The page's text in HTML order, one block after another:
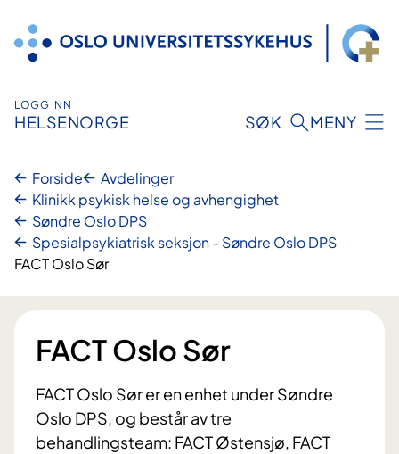
innhold
LOGG INN
HELSENORGE SØK MENY
Forside
Avdelinger
Klinikk psykisk helse og avhengighet
Søndre Oslo DPS
Spesialpsykiatrisk seksjon - Søndre Oslo DPS
FACT Oslo Sør
FACT Oslo Sør
FACT Oslo Sør er en enhet under Søndre
Oslo DPS, og består av tre
behandlingsteam: FACT Østensjø, FACT